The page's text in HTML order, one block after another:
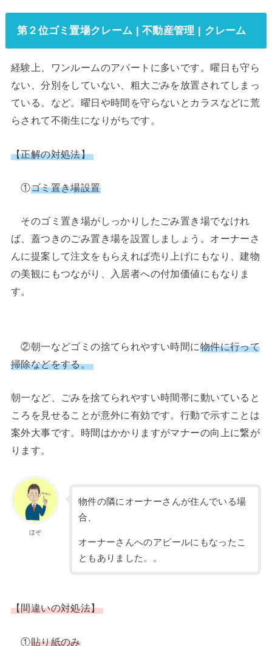
第２位ゴミ置場クレーム | 不動産管理 | クレーム
経験上、ワンルームのアパートに多いです。曜日も守ら
ない、分別をしていない、粗大ごみを放置されてしまっ
ている。など。曜日や時間を守らないとカラスなどに荒
らされて不衛生になりがちです。
【正解の対処法】
①ゴミ置き場設置
そのゴミ置き場がしっかりしたごみ置き場でなけれ
ば、蓋つきのごみ置き場を設置しましょう。オーナーさ
んに提案して注文をもらえれば売り上げにもなり、建物
の美観にもつながり、入居者への付加価値にもなりま
す。
②朝一などゴミの捨てられやすい時間に物件に行って
掃除などをする。
朝一など、ごみを捨てられやすい時間帯に動いていると
ころを見せることが意外に有効です。行動で示すことは
案外大事です。時間はかかりますがマナーの向上に繋が
ります。
ほぞ
物件の隣にオーナーさんが住んでいる場
合、
オーナーさんへのアピールにもなったこ
ともありました。。
【間違いの対処法】
①貼り紙のみ